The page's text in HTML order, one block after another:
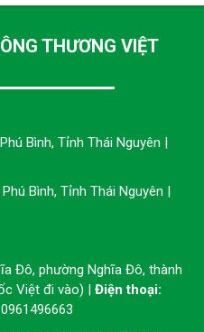
THƯƠNG VIỆT
Bình, Tỉnh Thái Nguyên |
Bình, Tỉnh Thái Nguyên |
Đô, phường Nghĩa Đô, thành
Việt đi vào) | Điện thoại: